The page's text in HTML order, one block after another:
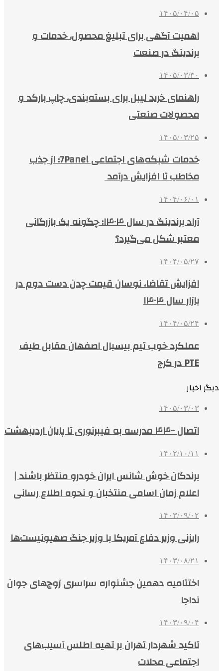
۱۴۰۵/۰۴/۰۵
اهمیت آگهی برای تبلیغ محصول، خدمات و
برندینگ در صنعت
۱۴۰۵/۰۳/۳۰
راهنمای خرید لیبل برای بسته‌بندی، چاپ بارکد و
محصولات صنعتی
۱۴۰۵/۰۳/۲۵
خدمات شبکه‌های اجتماعی 7Panel؛ از جذب
مخاطب تا افزایش درآمد
۱۴۰۴/۰۶/۰۱
آراد برندینگ در سال ۱۴۰۴؛ چگونه یک بازرگانی
معتبر شکل می‌گیرد؟
۱۴۰۴/۰۵/۲۷
افزایش تقاضا، نوسان قیمت چدن دست دوم در
بازار سال ۱۴۰۴
۱۴۰۴/۰۵/۲۴
عملکرد خوب تیم بیسبال اصفهان مقابل طیف
PTE در کرج
دیگر اخبار
۱۴۰۵/۰۳/۰۳
اتصال ۴۴۰۰ مدرسه به فیبرنوری تا پایان اردیبهشت
۱۴۰۲/۱۰/۱۱
برندگان خوش شانس ایران خودرو منتظر باشند |
اعلام زمان اسامی منتخبان و نحوه اطلاع رسانی
۱۴۰۳/۰۹/۰۲
رایزنی وزیر دفاع آمریکا با وزیر جنگ صهیونیست‌ها
۱۴۰۳/۰۸/۲۱
اختتامیه دهمین جشنواره سراسری زوج‌های جوان
نداجا
۱۴۰۳/۰۹/۰۴
تاکید شهردار تهران بر تهیه اطلس آسیب‌های
اجتماعی محلات